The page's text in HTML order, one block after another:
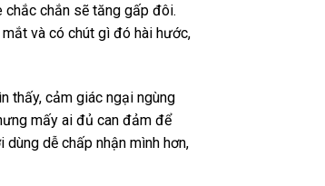
chắc chắn sẽ tăng gấp đôi.
và có chút gì đó hài hước,
thấy, cảm giác ngại ngùng
mấy ai đủ can đảm để
dễ chấp nhận mình hơn,